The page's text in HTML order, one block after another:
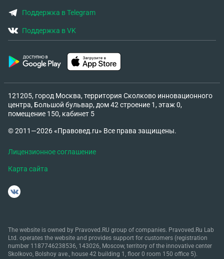
Поддержка в Telegram
Поддержка в VK
121205, город Москва, территория Сколково инновационного
центра, Большой бульвар, дом 42 строение 1, этаж 0,
помещение 150, кабинет 5
© 2011—2026 «Правовед.ru» Все права защищены.
Лицензионное соглашение
Карта сайта
The website is owned by Pravoved.RU group of companies. Pravoved.Ru Lab
Ltd. operates the website and provides support for customers (registration
number 1187746238536, 143026, Moscow, territory of the innovative center
Skolkovo, Bolshoy ave., house 42 building 1, floor 0 room 150 office 5).